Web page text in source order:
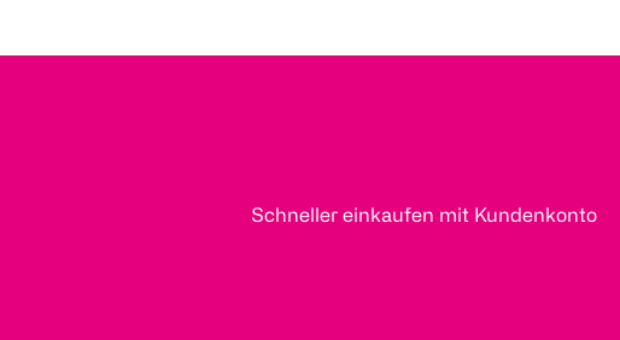
Schneller einkaufen mit Kundenkonto